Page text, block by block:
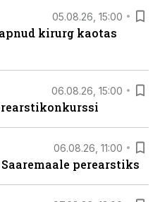
05.08.26, 15:00
kirurg kaotas
06.08.26, 15:00
06.08.26, 11:00
perearstiks